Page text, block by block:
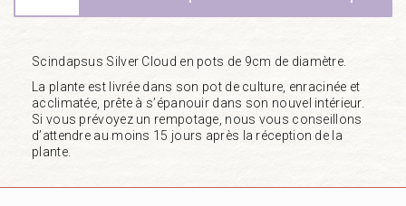
Scindapsus Silver Cloud en pots de 9cm de diamètre.
La plante est livrée dans son pot de culture, enracinée et
acclimatée, prête à s’épanouir dans son nouvel intérieur.
Si vous prévoyez un rempotage, nous vous conseillons
d’attendre au moins 15 jours après la réception de la
plante.